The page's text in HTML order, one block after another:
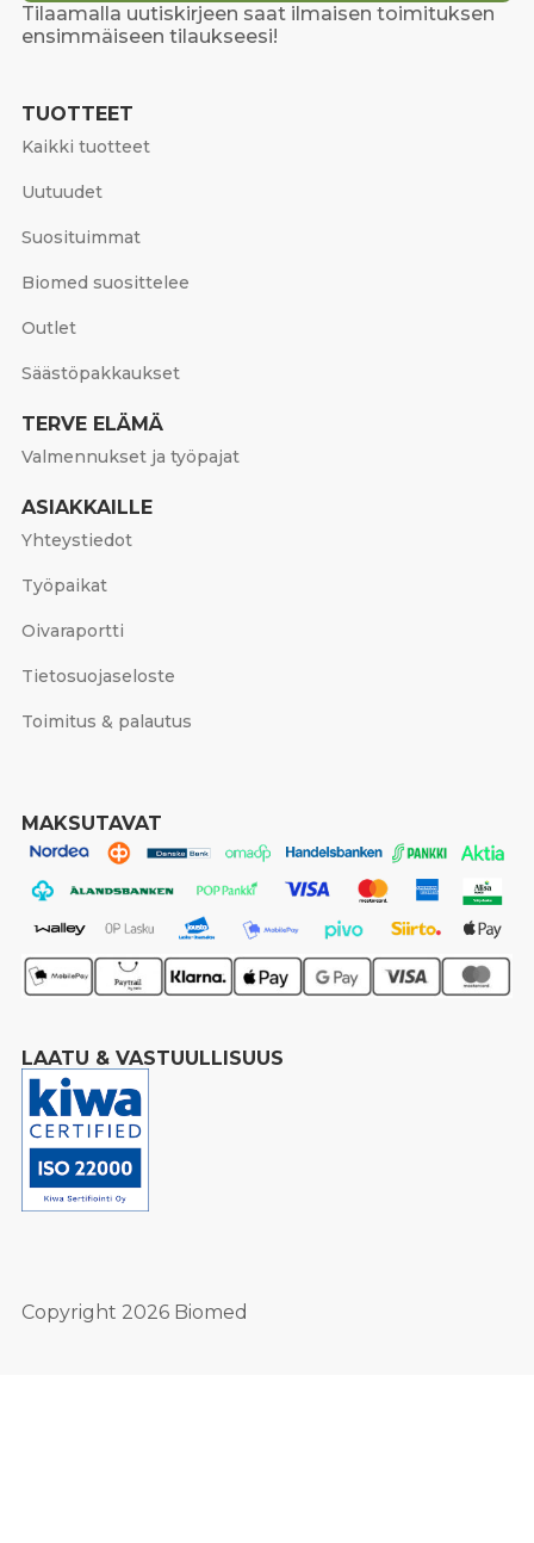
Tilaamalla uutiskirjeen saat ilmaisen toimituksen
ensimmäiseen tilaukseesi!
TUOTTEET
Kaikki tuotteet
Uutuudet
Suosituimmat
Biomed suosittelee
Outlet
Säästöpakkaukset
TERVE ELÄMÄ
Valmennukset ja työpajat
ASIAKKAILLE
Yhteystiedot
Työpaikat
Oivaraportti
Tietosuojaseloste
Toimitus & palautus
MAKSUTAVAT
LAATU & VASTUULLISUUS
Copyright 2026 Biomed